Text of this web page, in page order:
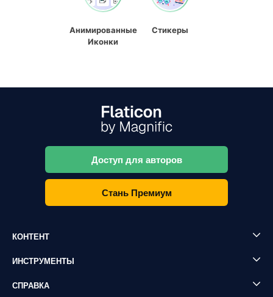
Анимированные
Иконки
Стикеры
Доступ для авторов
Стань Премиум
КОНТЕНТ
ИНСТРУМЕНТЫ
СПРАВКА